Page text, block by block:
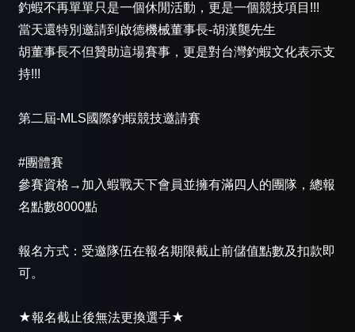
釣蝦不再單單只是一個休閒活動，更是一個競技項目!!!
當天還特別邀請到啟德機械董事長-胡漢龑先生
胡董事長不但贊助這場賽事，更是對台灣釣蝦文化表示支
持!!!
第二屆-MLS國際釣蝦競技邀請賽
#團體賽
參賽資格→加入蝦戰天下會員並擁有滿四人的團隊，總報
名點數8000點
報名方式：受邀隊伍在報名期限截止前儲值點數及扣款即
可。
★報名截止後無法更換選手★